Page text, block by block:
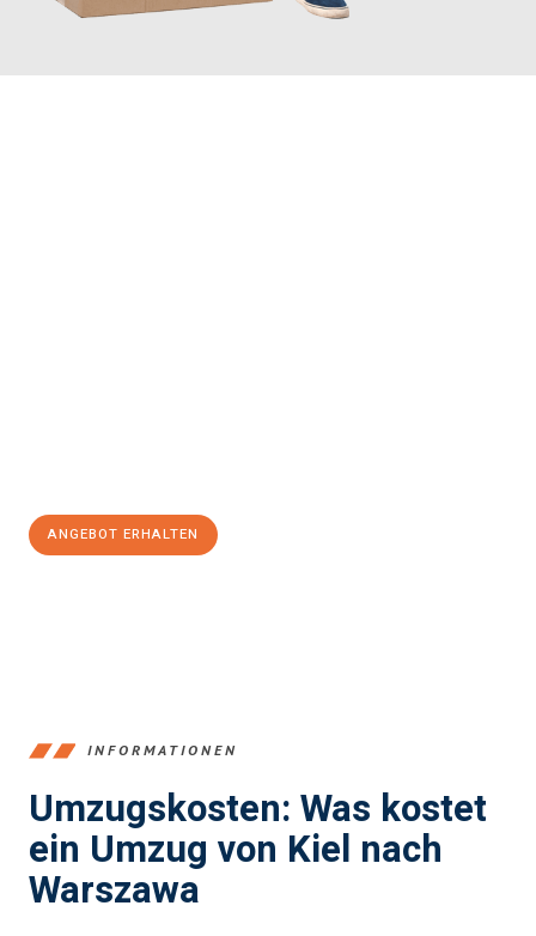
ANGEBOT ERHALTEN
INFORMATIONEN
Umzugskosten: Was kostet
ein Umzug von Kiel nach
Warszawa